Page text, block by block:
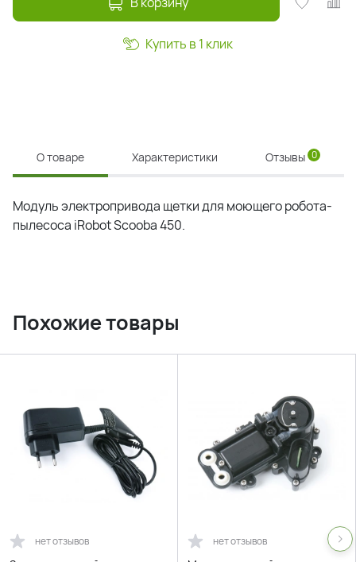
Купить в 1 клик
О товаре Характеристики Отзывы 0
Модуль электропривода щетки для моющего робота-
пылесоса iRobot Scooba 450.
Похожие товары
нет отзывов нет отзывов